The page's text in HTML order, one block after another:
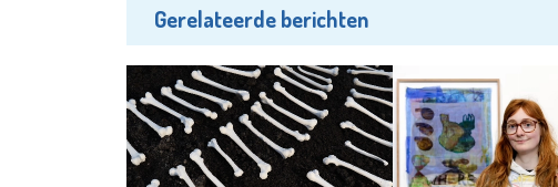
Gerelateerde berichten